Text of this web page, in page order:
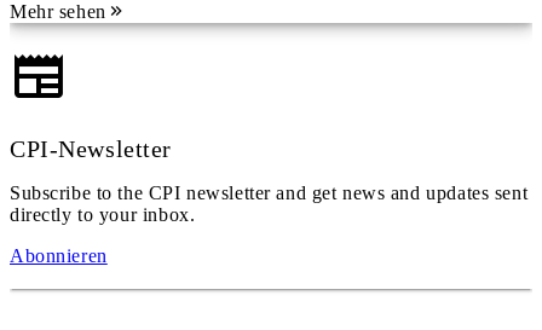
Mehr sehen
CPI-Newsletter
Subscribe to the CPI newsletter and get news and updates sent
directly to your inbox.
Abonnieren